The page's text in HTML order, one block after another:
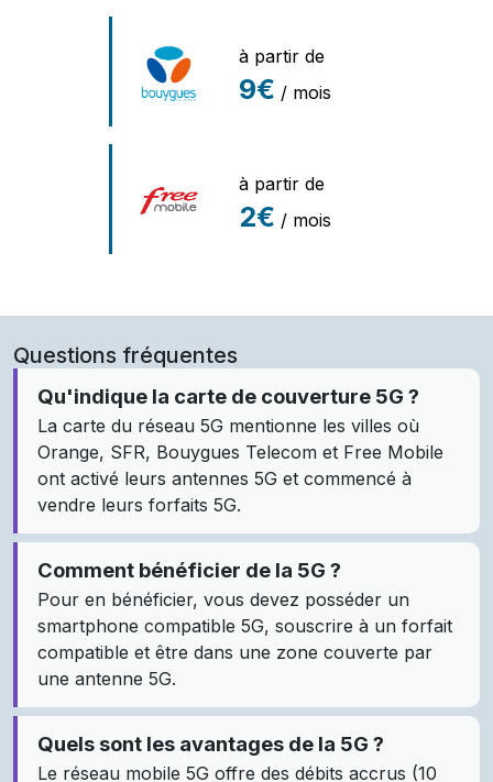
à partir de
9€ / mois
à partir de
2€ / mois
Questions fréquentes
Qu'indique la carte de couverture 5G ?
La carte du réseau 5G mentionne les villes où
Orange, SFR, Bouygues Telecom et Free Mobile
ont activé leurs antennes 5G et commencé à
vendre leurs forfaits 5G.
Comment bénéficier de la 5G ?
Pour en bénéficier, vous devez posséder un
smartphone compatible 5G, souscrire à un forfait
compatible et être dans une zone couverte par
une antenne 5G.
Quels sont les avantages de la 5G ?
Le réseau mobile 5G offre des débits accrus (10